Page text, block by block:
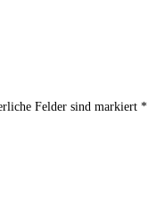
Felder sind markiert *